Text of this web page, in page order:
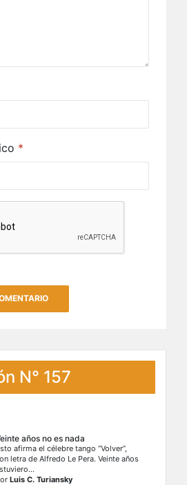
*
N° 157
años no es nada
afirma el célebre tango “Volver”,
letra de Alfredo Le Pera. Veinte años
Luis C. Turiansky